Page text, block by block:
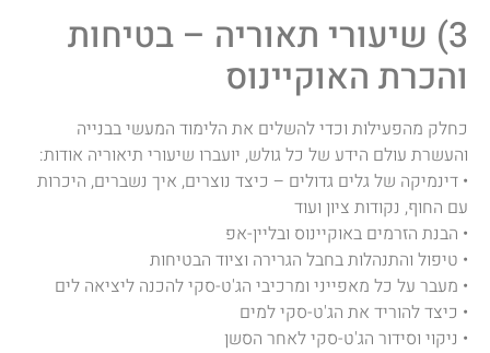
3) שיעורי תאוריה – בטיחות
והכרת האוקיינוס
כחלק מהפעילות וכדי להשלים את הלימוד המעשי בבנייה
והעשרת עולם הידע של כל גולש, יועברו שיעורי תיאוריה אודות:
• דינמיקה של גלים גדולים – כיצד נוצרים, איך נשברים, היכרות
עם החוף, נקודות ציון ועוד
• הבנת הזרמים באוקיינוס ובליין-אפ
• טיפול והתנהלות בחבל הגרירה וציוד הבטיחות
• מעבר על כל מאפייני ומרכיבי הג'ט-סקי להכנה ליציאה לים
• כיצד להוריד את הג'ט-סקי למים
• ניקוי וסידור הג'ט-סקי לאחר הסשן